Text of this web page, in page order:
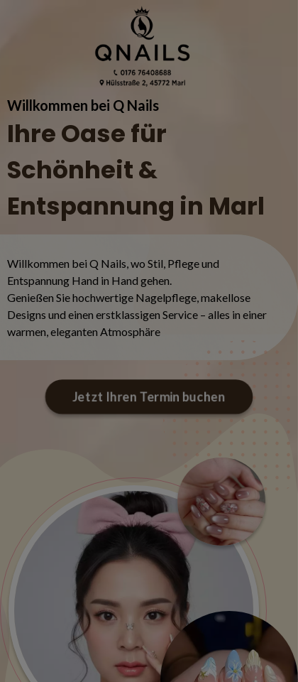
Willkommen bei Q Nails
Ihre Oase für
Schönheit &
Entspannung in Marl
Willkommen bei Q Nails, wo Stil, Pflege und
Entspannung Hand in Hand gehen.
Genießen Sie hochwertige Nagelpflege, makellose
Designs und einen erstklassigen Service – alles in einer
warmen, eleganten Atmosphäre
Jetzt Ihren Termin buchen